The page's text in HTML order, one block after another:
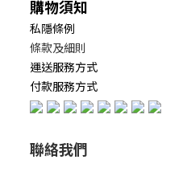
購物須知
私隱條例
條款及細則
運送服務方式
付款服務方式
聯絡我們